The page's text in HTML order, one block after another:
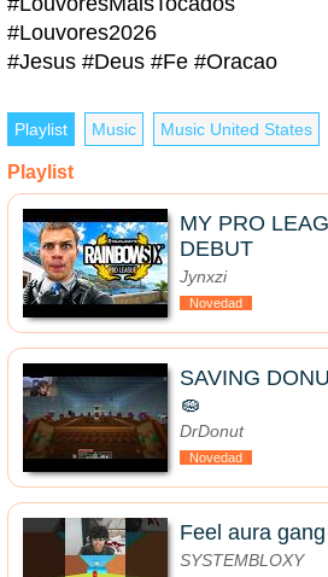
#Louvores2026
#Jesus #Deus #Fe #Oracao
Playlist Music Music United States
Playlist
MY PRO
DEBUT
Jynxzi
Novedad
SAVING
🧽
DrDonut
Novedad
Feel aura
SYSTEMBLOXY